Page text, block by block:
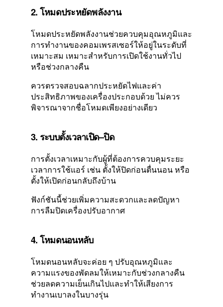
2. โหมดประหยัดพลังงาน
โหมดประหยัดพลังงานช่วยควบคุมอุณหภูมิและ
การทำงานของคอมเพรสเซอร์ให้อยู่ในระดับที่
เหมาะสม เหมาะสำหรับการเปิดใช้งานทั่วไป
หรือช่วงกลางคืน
ควรตรวจสอบฉลากประหยัดไฟและค่า
ประสิทธิภาพของเครื่องประกอบด้วย ไม่ควร
พิจารณาจากชื่อโหมดเพียงอย่างเดียว
3. ระบบตั้งเวลาเปิด–ปิด
การตั้งเวลาเหมาะกับผู้ที่ต้องการควบคุมระยะ
เวลาการใช้แอร์ เช่น ตั้งให้ปิดก่อนตื่นนอน หรือ
ตั้งให้เปิดก่อนกลับถึงบ้าน
ฟังก์ชันนี้ช่วยเพิ่มความสะดวกและลดปัญหา
การลืมปิดเครื่องปรับอากาศ
4. โหมดนอนหลับ
โหมดนอนหลับจะค่อย ๆ ปรับอุณหภูมิและ
ความแรงของพัดลมให้เหมาะกับช่วงกลางคืน
ช่วยลดความเย็นเกินไปและทำให้เสียงการ
ทำงานเบาลงในบางรุ่น